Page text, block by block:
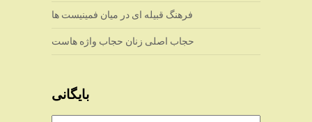
فرهنگ قبیله ای در میان فمینیست ها
حجاب اصلی زنان حجاب واژه هاست
بایگانی